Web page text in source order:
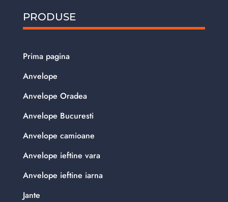
PRODUSE
Prima pagina
Anvelope
Anvelope Oradea
Anvelope Bucuresti
Anvelope camioane
Anvelope ieftine vara
Anvelope ieftine iarna
Jante